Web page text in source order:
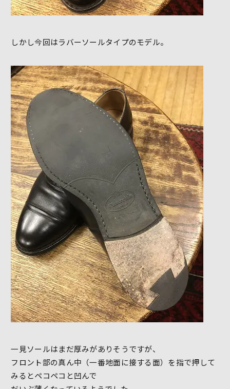
しかし今回はラバーソールタイプのモデル。
一見ソールはまだ厚みがありそうですが、
フロント部の真ん中（一番地面に接する面）を指で押して
みるとペコペコと凹んで